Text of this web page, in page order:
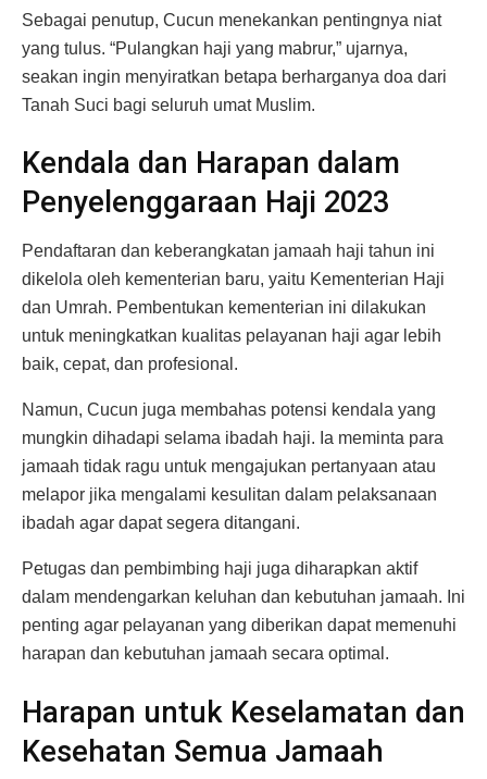
Sebagai penutup, Cucun menekankan pentingnya niat
yang tulus. “Pulangkan haji yang mabrur,” ujarnya,
seakan ingin menyiratkan betapa berharganya doa dari
Tanah Suci bagi seluruh umat Muslim.
Kendala dan Harapan dalam
Penyelenggaraan Haji 2023
Pendaftaran dan keberangkatan jamaah haji tahun ini
dikelola oleh kementerian baru, yaitu Kementerian Haji
dan Umrah. Pembentukan kementerian ini dilakukan
untuk meningkatkan kualitas pelayanan haji agar lebih
baik, cepat, dan profesional.
Namun, Cucun juga membahas potensi kendala yang
mungkin dihadapi selama ibadah haji. Ia meminta para
jamaah tidak ragu untuk mengajukan pertanyaan atau
melapor jika mengalami kesulitan dalam pelaksanaan
ibadah agar dapat segera ditangani.
Petugas dan pembimbing haji juga diharapkan aktif
dalam mendengarkan keluhan dan kebutuhan jamaah. Ini
penting agar pelayanan yang diberikan dapat memenuhi
harapan dan kebutuhan jamaah secara optimal.
Harapan untuk Keselamatan dan
Kesehatan Semua Jamaah